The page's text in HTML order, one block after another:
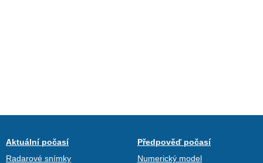
Aktuální počasí
Radarové snímky
Předpověď počasí
Numerický model